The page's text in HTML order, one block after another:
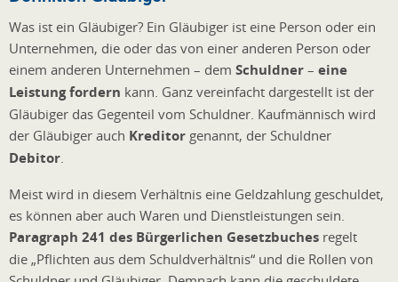
Was ist ein Gläubiger? Ein Gläubiger ist eine Person oder ein
Unternehmen, die oder das von einer anderen Person oder
einem anderen Unternehmen – dem Schuldner – eine
Leistung fordern kann. Ganz vereinfacht dargestellt ist der
Gläubiger das Gegenteil vom Schuldner. Kaufmännisch wird
der Gläubiger auch Kreditor genannt, der Schuldner
Debitor.
Meist wird in diesem Verhältnis eine Geldzahlung geschuldet,
es können aber auch Waren und Dienstleistungen sein.
Paragraph 241 des Bürgerlichen Gesetzbuches regelt
die „Pflichten aus dem Schuldverhältnis“ und die Rollen von